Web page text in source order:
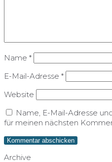
Name *
E-Mail-Adresse *
Website
Name, E-Mail-Adresse
für meinen nächsten
Archive